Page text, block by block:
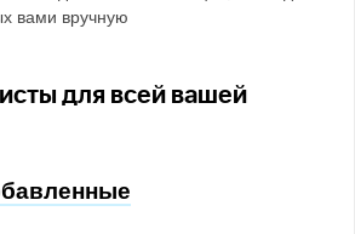
вами вручную
для всей вашей